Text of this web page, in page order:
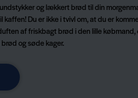
og lækkert brød til din
Du er ikke i tvivl om, at du er
af friskbagt brød i den lille købmand,
og søde kager.